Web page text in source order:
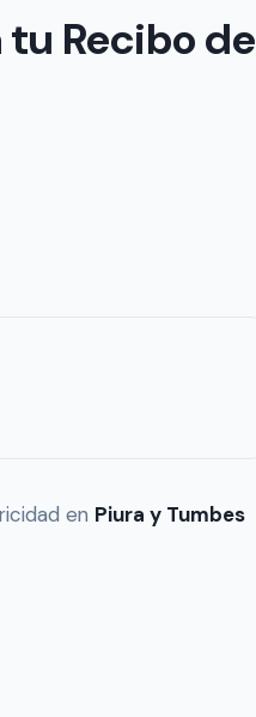
Recibo de
en Piura y Tumbes